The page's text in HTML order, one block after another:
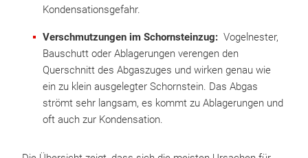
Kondensationsgefahr.
Verschmutzungen im Schornsteinzug: Vogelnester,
Bauschutt oder Ablagerungen verengen den
Querschnitt des Abgaszuges und wirken genau wie
ein zu klein ausgelegter Schornstein. Das Abgas
strömt sehr langsam, es kommt zu Ablagerungen und
oft auch zur Kondensation.